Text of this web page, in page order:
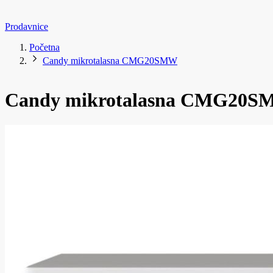
Prodavnice
Početna
Candy mikrotalasna CMG20SMW
Candy mikrotalasna